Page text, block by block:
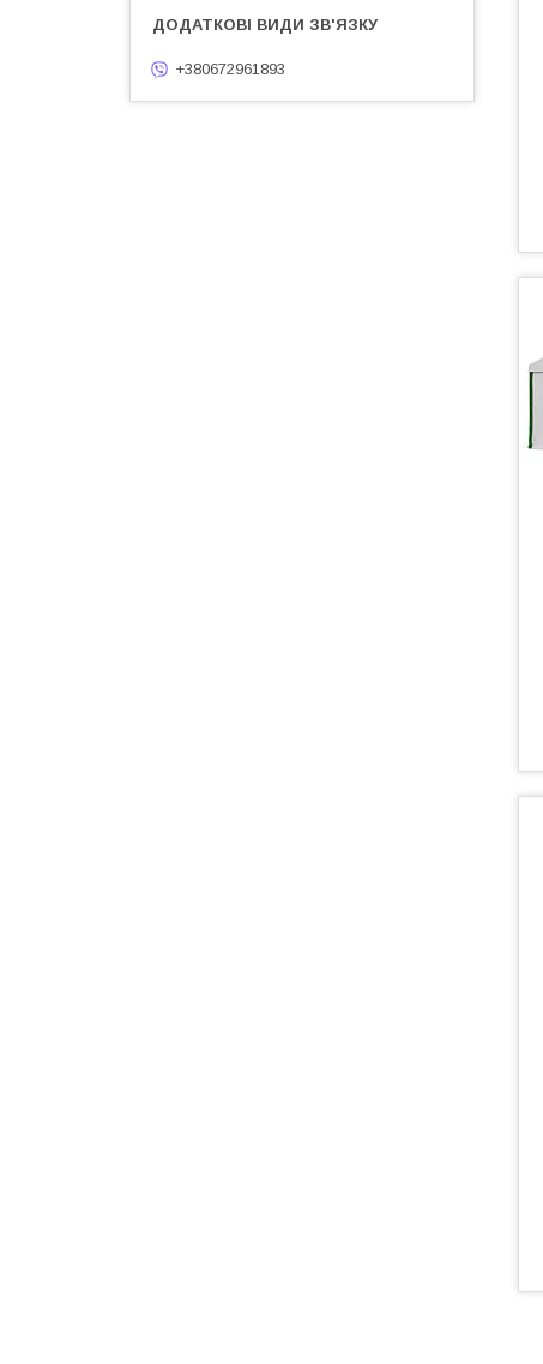
+380672961893